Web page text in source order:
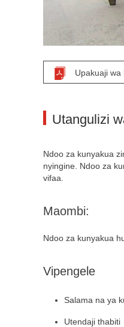
Upakuaji wa
Utangulizi
Ndoo za kunyakua
nyingine. Ndoo za
vifaa.
Maombi:
Ndoo za kunyakua
Vipengele
Salama na ya
Utendaji thabiti